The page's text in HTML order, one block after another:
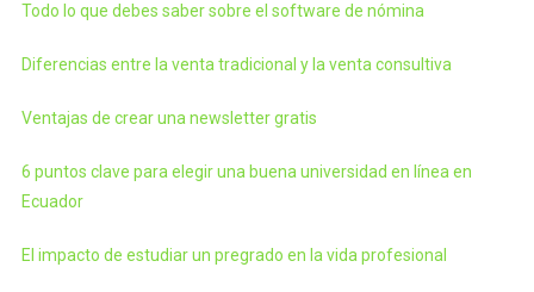
Todo lo que debes saber sobre el software de nómina
Diferencias entre la venta tradicional y la venta consultiva
Ventajas de crear una newsletter gratis
6 puntos clave para elegir una buena universidad en línea en
Ecuador
El impacto de estudiar un pregrado en la vida profesional